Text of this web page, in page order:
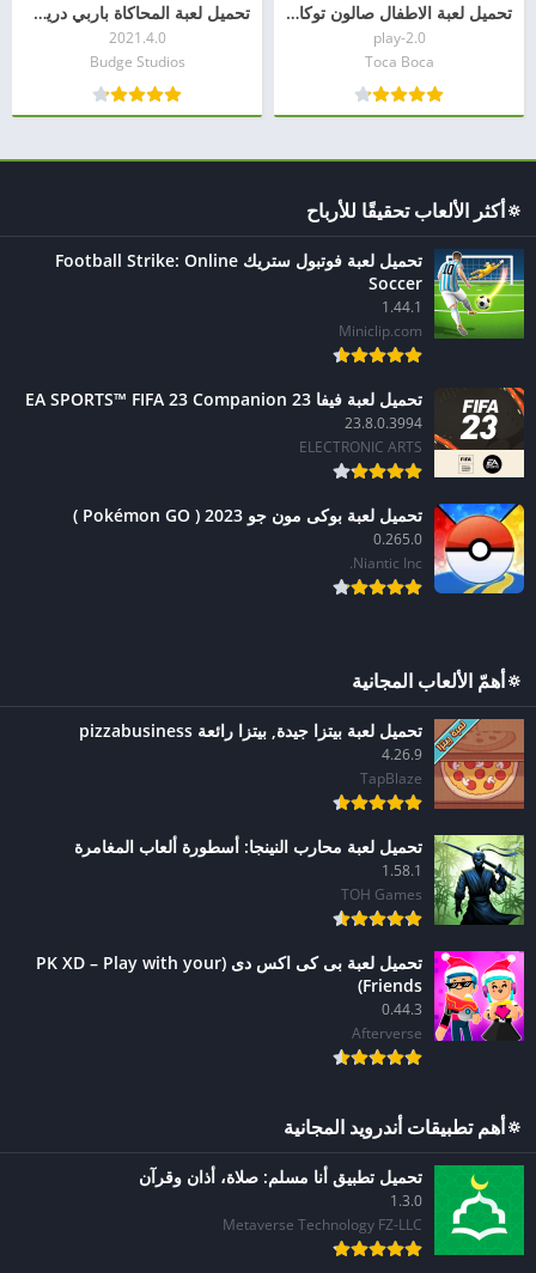
تحميل لعبة الاطفال صالون توكا للشعر (Toca Hair Salon 4)
2.0-play
Toca Boca
تحميل لعبة المحاكاة باربي دريم هاوس (Barbie Dreamhouse Adventures)
2021.4.0
Budge Studios
🔅أكثر الألعاب تحقيقًا للأرباح
تحميل لعبة فوتبول ستريك Football Strike: Online
Soccer
1.44.1
Miniclip.com
تحميل لعبة فيفا 23 EA SPORTS™ FIFA 23 Companion
23.8.0.3994
ELECTRONIC ARTS
تحميل لعبة بوكى مون جو 2023 ( Pokémon GO )
0.265.0
Niantic Inc.
🔅أهمّ الألعاب المجانية
تحميل لعبة ‫بيتزا جيدة, بيتزا رائعة pizzabusiness
4.26.9
TapBlaze
تحميل لعبة محارب النينجا: أسطورة ألعاب المغامرة
1.58.1
TOH Games
تحميل لعبة بى كى اكس دى (PK XD – Play with your
Friends)
0.44.3
Afterverse
🔅أهم تطبيقات أندرويد المجانية
تحميل تطبيق أنا مسلم: صلاة، أذان وقرآن
1.3.0
Metaverse Technology FZ-LLC